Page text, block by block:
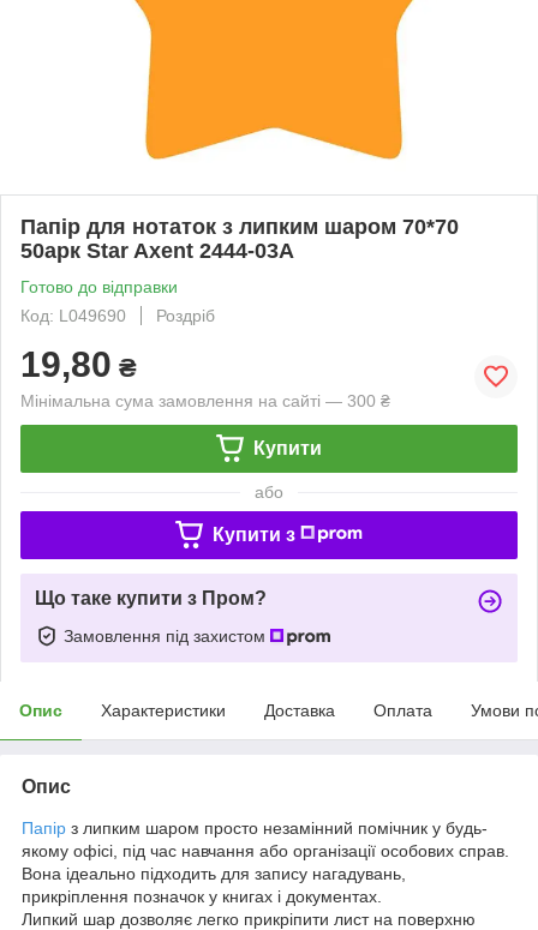
Папір для нотаток з липким шаром 70*70
50арк Star Axent 2444-03A
Готово до відправки
Код: L049690
Роздріб
19,80 ₴
Мінімальна сума замовлення на сайті — 300 ₴
Купити
або
Купити з
Що таке купити з Пром?
Замовлення під захистом
Опис Характеристики Доставка Оплата Умови
Опис
Папір з липким шаром просто незамінний помічник у будь-
якому офісі, під час навчання або організації особових справ.
Вона ідеально підходить для запису нагадувань,
прикріплення позначок у книгах і документах.
Липкий шар дозволяє легко прикріпити лист на поверхню